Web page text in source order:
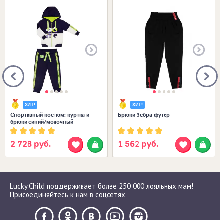
Размеры в наличии:
ХИТ!
Спортивный костюм: куртка и
брюки синий/молочный
2 728 руб.
ХИТ!
Брюки Зебра футер
1 562 руб.
Lucky Child поддерживает более 250 000 лояльных мам!
Присоединяйтесь к нам в соцсетях